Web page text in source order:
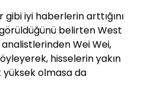
iyi haberlerin arttığını
belirten West
Wei Wei,
hisselerin yakın
olmasa da